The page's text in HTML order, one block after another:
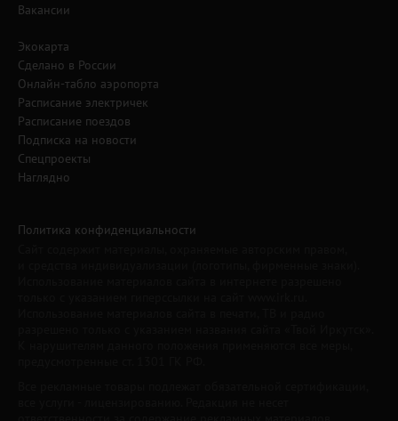
Вакансии
Экокарта
Сделано в России
Онлайн-табло аэропорта
Расписание электричек
Расписание поездов
Подписка на новости
Спецпроекты
Наглядно
Политика конфиденциальности